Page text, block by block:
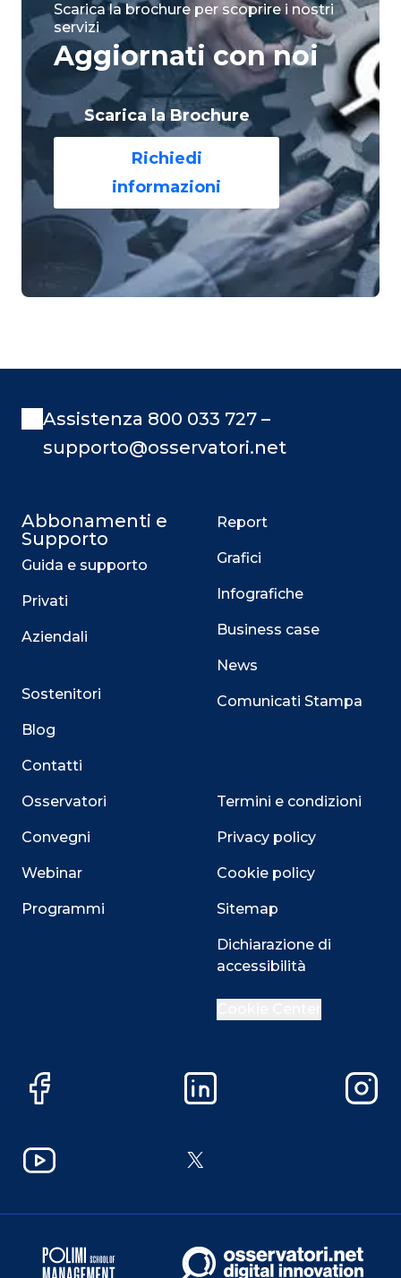
Scarica la brochure per scoprire i nostri
servizi
Aggiornati con noi
Scarica la Brochure
Richiedi
informazioni
Assistenza 800 033 727 –
supporto@osservatori.net
Abbonamenti e
Supporto
Guida e supporto
Privati
Aziendali
Sostenitori
Blog
Contatti
Osservatori
Convegni
Webinar
Programmi
Report
Grafici
Infografiche
Business case
News
Comunicati Stampa
Termini e condizioni
Privacy policy
Cookie policy
Sitemap
Dichiarazione di
accessibilità
Facebook LinkedIn
YouTube X